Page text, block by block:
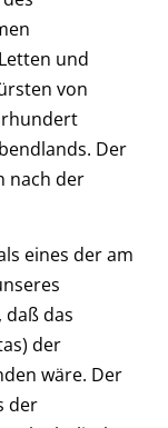
und
von
Der
nach der
eines der am
das
der
wäre. Der
der